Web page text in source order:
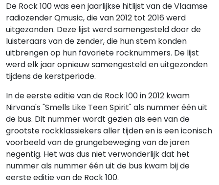
De Rock 100 was een jaarlijkse hitlijst van de Vlaamse
radiozender Qmusic, die van 2012 tot 2016 werd
uitgezonden. Deze lijst werd samengesteld door de
luisteraars van de zender, die hun stem konden
uitbrengen op hun favoriete rocknummers. De lijst
werd elk jaar opnieuw samengesteld en uitgezonden
tijdens de kerstperiode.
In de eerste editie van de Rock 100 in 2012 kwam
Nirvana's "Smells Like Teen Spirit" als nummer één uit
de bus. Dit nummer wordt gezien als een van de
grootste rockklassiekers aller tijden en is een iconisch
voorbeeld van de grungebeweging van de jaren
negentig. Het was dus niet verwonderlijk dat het
nummer als nummer één uit de bus kwam bij de
eerste editie van de Rock 100.